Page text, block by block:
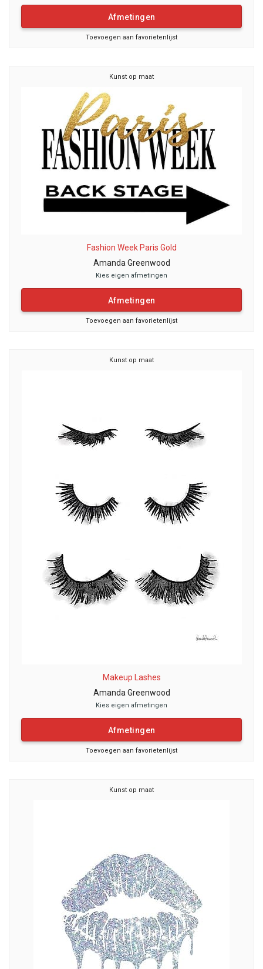
Afmetingen
Toevoegen aan favorietenlijst
Kunst op maat
Fashion Week Paris Gold
Amanda Greenwood
Kies eigen afmetingen
Afmetingen
Toevoegen aan favorietenlijst
Kunst op maat
Makeup Lashes
Amanda Greenwood
Kies eigen afmetingen
Afmetingen
Toevoegen aan favorietenlijst
Kunst op maat